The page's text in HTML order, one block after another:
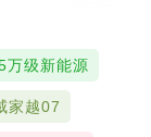
万级新能源
家越07